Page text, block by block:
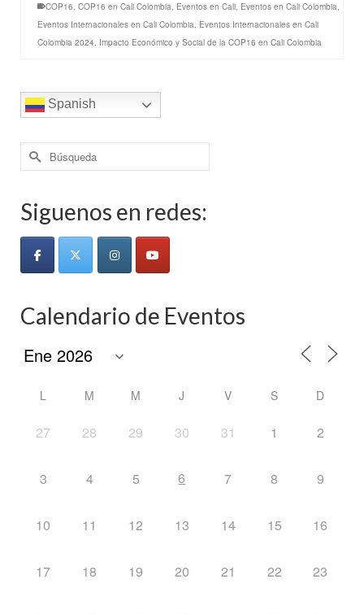
COP16, COP16 en Cali Colombia, Eventos en Cali, Eventos en Cali Colombia,
Eventos Internacionales en Cali Colombia, Eventos Internacionales en Cali
Colombia 2024, Impacto Económico y Social de la COP16 en Cali Colombia
Spanish
Buscar
por:
Siguenos en redes:
Calendario de Eventos
L M M J V S D
27 28 29 30 31 1 2
3 4 5 6 7 8 9
10 11 12 13 14 15 16
17 18 19 20 21 22 23